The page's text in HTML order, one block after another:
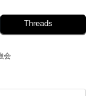
Threads
会